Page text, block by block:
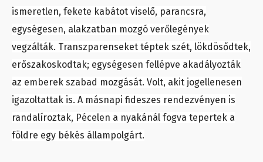
ismeretlen, fekete kabátot viselő, parancsra,
egységesen, alakzatban mozgó verőlegények
vegzálták. Transzparenseket téptek szét, lökdösődtek,
erőszakoskodtak; egységesen fellépve akadályozták
az emberek szabad mozgását. Volt, akit jogellenesen
igazoltattak is. A másnapi fideszes rendezvényen is
randalíroztak, Pécelen a nyakánál fogva tepertek a
földre egy békés állampolgárt.